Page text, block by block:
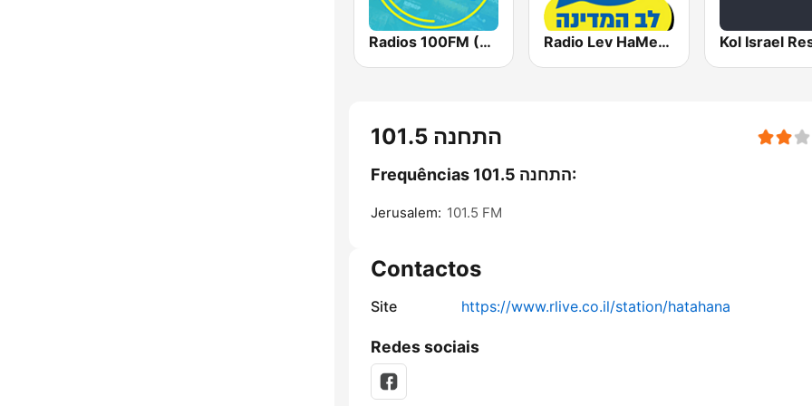
Radios 100FM (רדיוס) Radio Lev HaMedina 91 FM (לב המדינה)
התחנה 101.5
Frequências התחנה 101.5:
Jerusalem: 101.5 FM
Contactos
Site https://www.rlive.co.il/station/hatahana
Redes sociais